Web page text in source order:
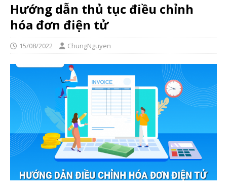
Hướng dẫn thủ tục điều chỉnh
hóa đơn điện tử
15/08/2022 ChungNguyen